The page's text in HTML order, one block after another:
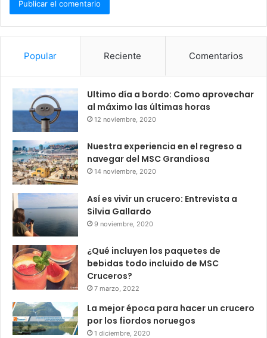
Popular Reciente Comentarios
Ultimo día a bordo: Como aprovechar
al máximo las últimas horas
12 noviembre, 2020
Nuestra experiencia en el regreso a
navegar del MSC Grandiosa
14 noviembre, 2020
Así es vivir un crucero: Entrevista a
Silvia Gallardo
9 noviembre, 2020
¿Qué incluyen los paquetes de
bebidas todo incluido de MSC
Cruceros?
7 marzo, 2022
La mejor época para hacer un crucero
por los fiordos noruegos
1 diciembre, 2020